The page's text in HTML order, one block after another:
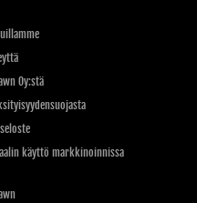
Oy:stä
käyttö markkinoinnissa